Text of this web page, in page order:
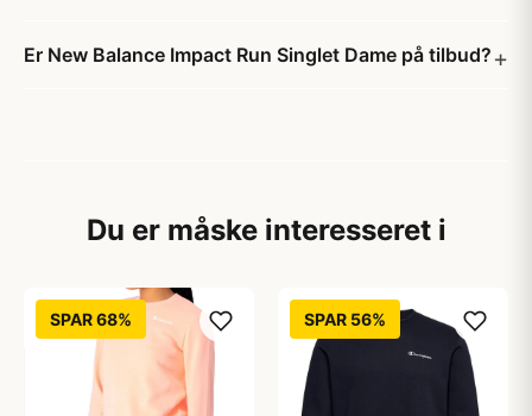
Er New Balance Impact Run Singlet Dame på tilbud?
Du er måske interesseret i
SPAR 68% SPAR 56%